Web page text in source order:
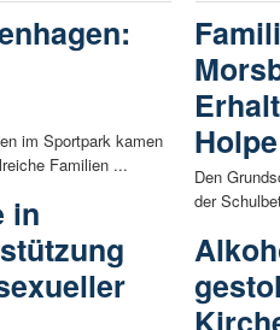
im Sportpark kamen
Familien ...
in
Den
der